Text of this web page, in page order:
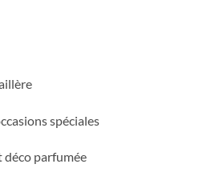
spéciales
déco parfumée